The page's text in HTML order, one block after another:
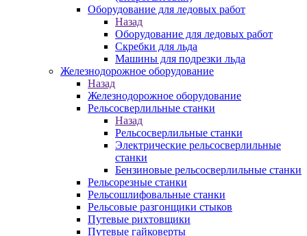
Оборудование для ледовых работ
Назад
Оборудование для ледовых работ
Скребки для льда
Машины для подрезки льда
Железнодорожное оборудование
Назад
Железнодорожное оборудование
Рельсосверлильные станки
Назад
Рельсосверлильные станки
Электрические рельсосверлильные
станки
Бензиновые рельсосверлильные станки
Рельсорезные станки
Рельсошлифовальные станки
Рельсовые разгонщики стыков
Путевые рихтовщики
Путевые гайковерты